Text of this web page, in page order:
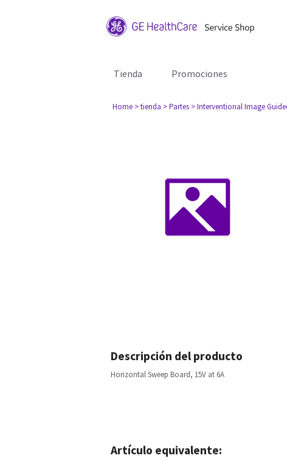
Tienda Promociones
Home > tienda > Partes > Interventional Image
Descripción del producto
Horizontal Sweep Board, 15V at 6A
Artículo equivalente: